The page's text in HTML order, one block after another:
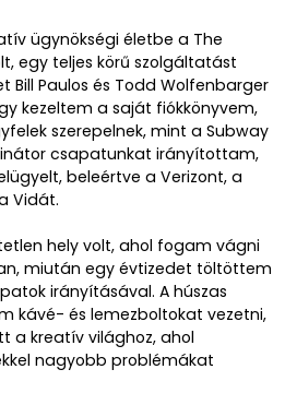
ügynökségi életbe a The
egy teljes körű szolgáltatást
Bill Paulos és Todd Wolfenbarger
kezeltem a saját fiókkönyvem,
szerepelnek, mint a Subway
csapatunkat irányítottam,
beleértve a Verizont, a
Vidát.
hely volt, ahol fogam vágni
miután egy évtizedet töltöttem
irányításával. A húszas
kávé- és lemezboltokat vezetni,
a kreatív világhoz, ahol
nagyobb problémákat